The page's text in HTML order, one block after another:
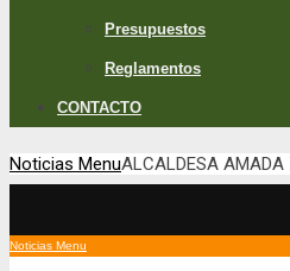
Presupuestos
Reglamentos
CONTACTO
Noticias MenuALCALDESA AMADA
Noticias Menu